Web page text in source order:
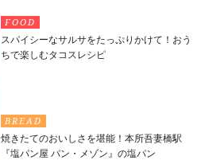
FOOD
スパイシーなサルサをたっぷりかけて！おう
ちで楽しむタコスレシピ
BREAD
焼きたてのおいしさを堪能！本所吾妻橋駅
『塩パン屋 パン・メゾン』の塩パン